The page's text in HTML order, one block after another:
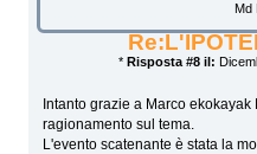
Md
* Risposta #8 il:
Intanto grazie a Marco
ragionamento sul tema.
L'evento scatenante è stata la